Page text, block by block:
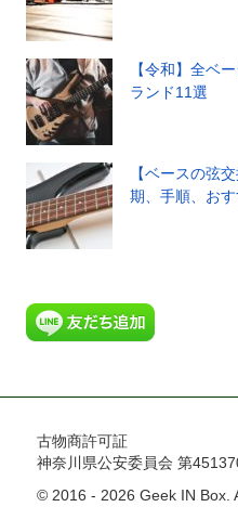
【令和】全ベ
ランド11選
【ベースの弦
期、手順、お
古物商許可証
神奈川県公安委員会 第
© 2016 - 2026 Geek IN Box.